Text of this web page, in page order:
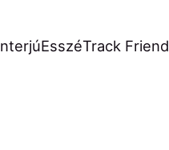
EsszéTrack Friend